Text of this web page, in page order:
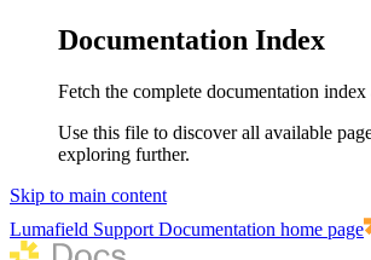
Documentation Index
Fetch the complete documentation index
Use this file to discover all available
exploring further.
Skip to main content
Lumafield Support Documentation home page